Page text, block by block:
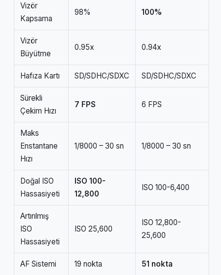
Vizör
Kapsama
98% 100%
Vizör
Büyütme
0.95x 0.94x
Hafıza Kartı SD/SDHC/SDXC SD/SDHC/SDXC
Sürekli
Çekim Hızı
7 FPS 6 FPS
Maks
Enstantane
Hızı
1/8000 – 30 sn 1/8000 – 30 sn
Doğal ISO
Hassasiyeti
ISO 100-
12,800
ISO 100-6,400
Artırılmış
ISO
Hassasiyeti
ISO 25,600
ISO 12,800-
25,600
AF Sistemi 19 nokta 51 nokta